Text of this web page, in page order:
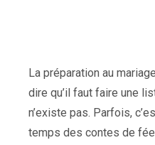
La préparation au
dire qu’il faut faire une
n’existe pas. Parfois,
temps des contes de